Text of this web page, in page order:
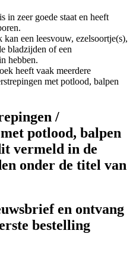
in zeer goede staat en heeft
kan een leesvouw, ezelsoortje(s),
bladzijden of een
hebben.
heeft vaak meerdere
met potlood, balpen
/
potlood, balpen
vermeld in de
onder de titel van
en ontvang
bestelling